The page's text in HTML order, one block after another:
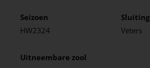
Seizoen
HW2324
Sluiting
Veters
Uitneembare zool